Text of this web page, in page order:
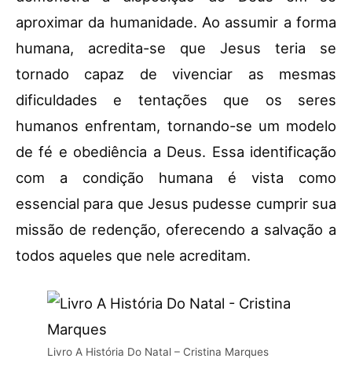
aproximar da humanidade. Ao assumir a forma
humana, acredita-se que Jesus teria se
tornado capaz de vivenciar as mesmas
dificuldades e tentações que os seres
humanos enfrentam, tornando-se um modelo
de fé e obediência a Deus. Essa identificação
com a condição humana é vista como
essencial para que Jesus pudesse cumprir sua
missão de redenção, oferecendo a salvação a
todos aqueles que nele acreditam.
Livro A História Do Natal – Cristina Marques